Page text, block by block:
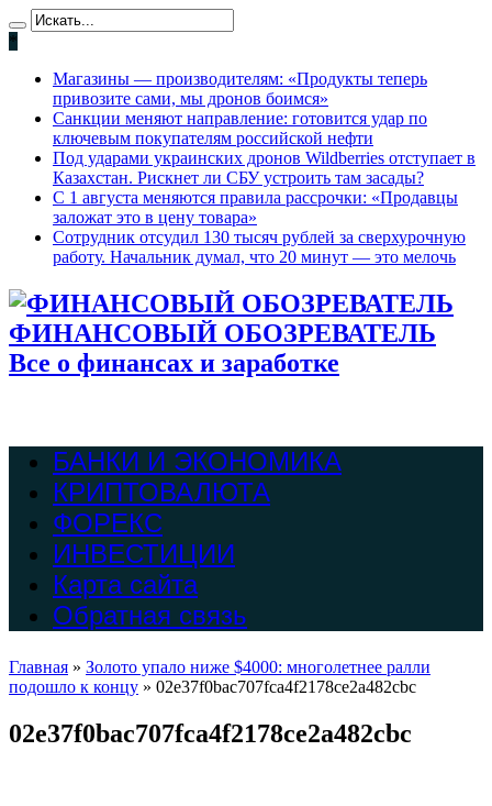
*
Магазины — производителям: «Продукты теперь
привозите сами, мы дронов боимся»
Санкции меняют направление: готовится удар по
ключевым покупателям российской нефти
Под ударами украинских дронов Wildberries отступает в
Казахстан. Рискнет ли СБУ устроить там засады?
С 1 августа меняются правила рассрочки: «Продавцы
заложат это в цену товара»
Сотрудник отсудил 130 тысяч рублей за сверхурочную
работу. Начальник думал, что 20 минут — это мелочь
ФИНАНСОВЫЙ ОБОЗРЕВАТЕЛЬ
Все о финансах и заработке
БАНКИ И ЭКОНОМИКА
КРИПТОВАЛЮТА
ФОРЕКС
ИНВЕСТИЦИИ
Карта сайта
Обратная связь
Главная » Золото упало ниже $4000: многолетнее ралли
подошло к концу » 02e37f0bac707fca4f2178ce2a482cbc
02e37f0bac707fca4f2178ce2a482cbc